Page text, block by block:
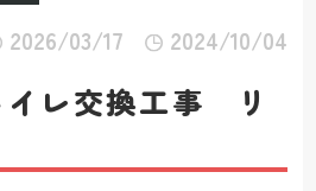
2026/03/17
2024/10/04
レ交換工事 リ